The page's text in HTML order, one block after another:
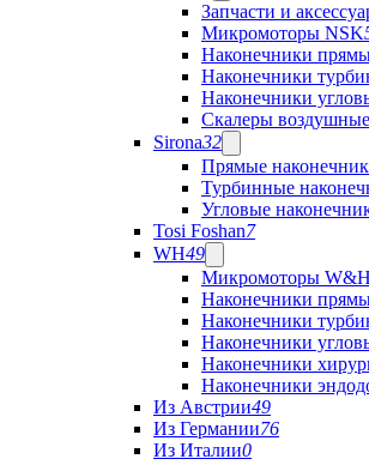
Запчасти и
Микромоторы NSK
Наконечники
Наконечники
Наконечники
Скалеры
Sirona32
Прямые
Турбинные
Угловые
Tosi Foshan7
WH49
Микромоторы W&H
Наконечники
Наконечники
Наконечники
Наконечники
Наконечники
Из Австрии49
Из Германии76
Из Италии0